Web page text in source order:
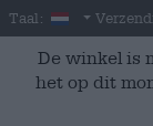
Skip to main content
Taal: Dutch
De winkel is
het op dit